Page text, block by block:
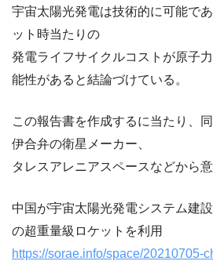
宇宙太陽光発電は技術的に可能で
ット時当たりの
発電ライフサイクルコストが原子
能性があると結論づけている。
この報告書を作成するに当たり、
伊合弁の衛星メーカー、
タレスアレニアスペースなどから意
中国が宇宙太陽光発電システム建
の超重量級ロケットを利用
https://sorae.info/space/20210705-